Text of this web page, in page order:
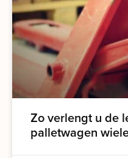
Zo verlengt u de
palletwagen